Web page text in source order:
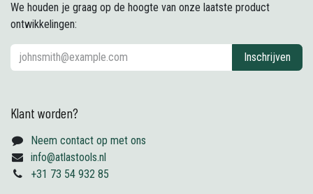
We houden je graag op de hoogte van onze laatste product
ontwikkelingen:
Inschrijven
Klant worden?
Neem contact op met ons
info@atlastools.nl
+31 73 54 932 85